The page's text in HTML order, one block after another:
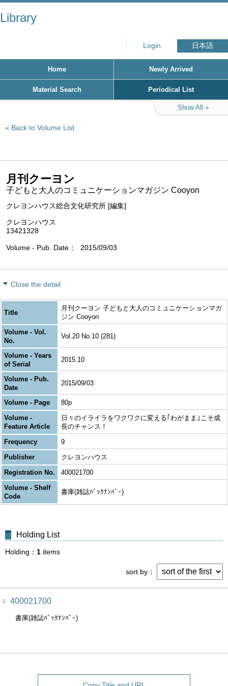
Library
Login 日本語
Home Newly Arrived
Material Search Periodical List
Show All
Back to Volume List
月刊クーヨン
子どもと大人のコミュニケーションマガジン Cooyon
クレヨンハウス総合文化研究所 [編集]
クレヨンハウス
13421328
Volume - Pub. Date 2015/09/03
Close the detail
Title
月刊クーヨン 子どもと大人のコミュニケーションマガ
ジン Cooyon
Volume - Vol.
No.
Vol.20 No.10 (281)
Volume - Years
of Serial
2015.10
Volume - Pub.
Date
2015/09/03
Volume - Page
80p
Volume -
Feature Article
日々のイライラをワクワクに変える｢わがまま｣こそ成
長のチャンス！
Frequency
9
Publisher
クレヨンハウス
Registration No.
400021700
Volume - Shelf
Code
書庫(雑誌ﾊﾞｯｸﾅﾝﾊﾞｰ)
Holding List
Holding 1 items
sort by
1 400021700
書庫(雑誌ﾊﾞｯｸﾅﾝﾊﾞｰ)